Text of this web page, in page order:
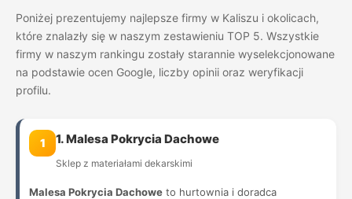
Poniżej prezentujemy najlepsze firmy w Kaliszu i okolicach,
które znalazły się w naszym zestawieniu TOP 5. Wszystkie
firmy w naszym rankingu zostały starannie wyselekcjonowane
na podstawie ocen Google, liczby opinii oraz weryfikacji
profilu.
1 1. Malesa Pokrycia Dachowe
Sklep z materiałami dekarskimi
Malesa Pokrycia Dachowe to hurtownia i doradca